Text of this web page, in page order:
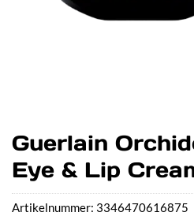
Guerlain
Eye & Lip
Artikelnummer: 3346470616875